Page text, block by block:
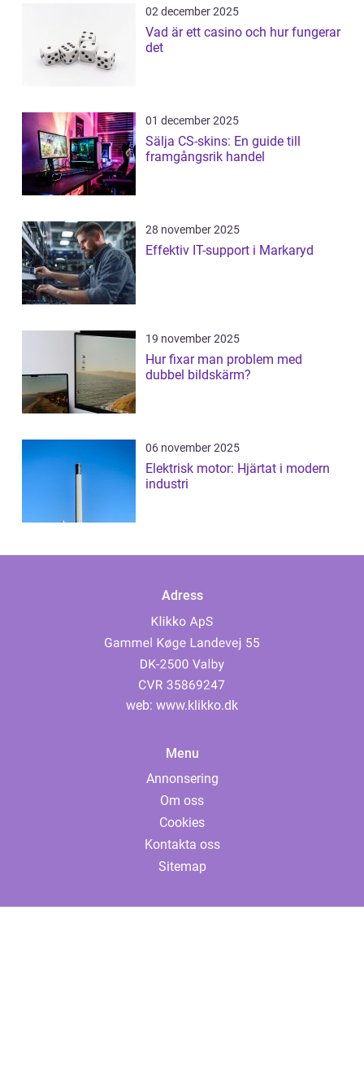
02 december 2025
Vad är ett casino och hur fungerar
det
01 december 2025
Sälja CS-skins: En guide till
framgångsrik handel
28 november 2025
Effektiv IT-support i Markaryd
19 november 2025
Hur fixar man problem med
dubbel bildskärm?
06 november 2025
Elektrisk motor: Hjärtat i modern
industri
Adress
web: www.klikko.dk
Menu
Annonsering
Om oss
Cookies
Kontakta oss
Sitemap